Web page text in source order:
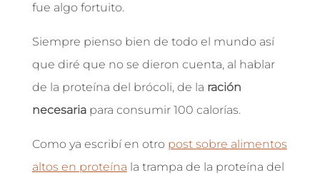
fue algo fortuito.
Siempre pienso bien de todo el mundo así
que diré que no se dieron cuenta, al hablar
de la proteína del brócoli, de la ración
necesariapara consumir 100 calorías.
Como ya escribí en otro post sobre alimentos
altos en proteína la trampa de la proteína del